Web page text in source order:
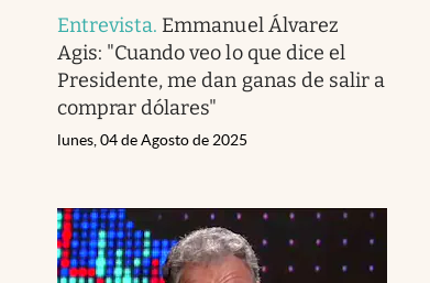
Entrevista. Emmanuel Álvarez
Agis: "Cuando veo lo que dice el
Presidente, me dan ganas de salir a
comprar dólares"
lunes, 04 de Agosto de 2025